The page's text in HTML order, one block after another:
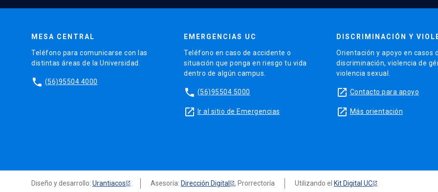
MESA CENTRAL
Teléfono para comunicarse con las
distintas áreas de la Universidad.
phone (56)95504 4000
EMERGENCIAS UC
Teléfono en caso de accidente o
situación que ponga en riesgo tu vida
dentro de algún campus.
phone (56)95504 5000
launch Ir al sitio de Emergencias
DISCRIMINACIÓN Y
Orientación y apoyo en casos
discriminación, violencia de
violencia sexual.
launch Contacto para apoyo
launch Más orientación
Diseño y desarrollo: Urantiacos Asesoría: Dirección Digital , Prorrectoría Utilizando el Kit Digital UC